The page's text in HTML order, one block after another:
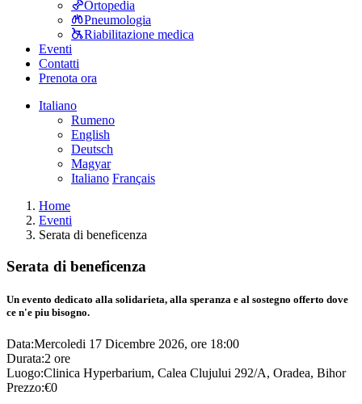
Ortopedia
Pneumologia
Riabilitazione medica
Eventi
Contatti
Prenota ora
Italiano
Rumeno
English
Deutsch
Magyar
Italiano Français
Home
Eventi
Serata di beneficenza
Serata di beneficenza
Un evento dedicato alla solidarieta, alla speranza e al sostegno offerto dove
ce n'e piu bisogno.
Data:Mercoledi 17 Dicembre 2026, ore 18:00
Durata:2 ore
Luogo:Clinica Hyperbarium, Calea Clujului 292/A, Oradea, Bihor
Prezzo:€0